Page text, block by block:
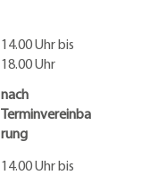
14.00 Uhr bis
18.00 Uhr
nach
Terminvereinba
rung
14.00 Uhr bis